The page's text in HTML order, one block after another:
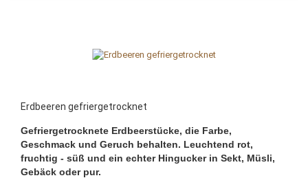
Erdbeeren gefriergetrocknet
Gefriergetrocknete Erdbeerstücke, die Farbe,
Geschmack und Geruch behalten. Leuchtend rot,
fruchtig - süß und ein echter Hingucker in Sekt, Müsli,
Gebäck oder pur.